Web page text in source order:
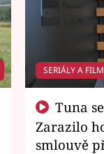
SERIÁLY A
Zarazilo
smlouvě